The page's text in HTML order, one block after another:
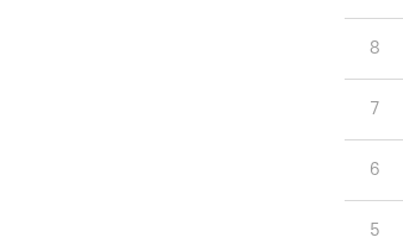
8
7
6
5